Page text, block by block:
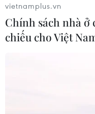
vietnamplus.vn
Chính sách nhà ở
chiếu cho Việt